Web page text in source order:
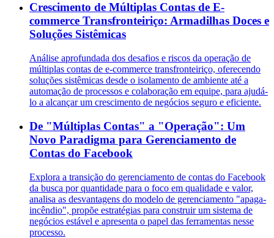
Crescimento de Múltiplas Contas de E-
commerce Transfronteiriço: Armadilhas Doces e
Soluções Sistêmicas
Análise aprofundada dos desafios e riscos da operação de
múltiplas contas de e-commerce transfronteiriço, oferecendo
soluções sistêmicas desde o isolamento de ambiente até a
automação de processos e colaboração em equipe, para ajudá-
lo a alcançar um crescimento de negócios seguro e eficiente.
De "Múltiplas Contas" a "Operação": Um
Novo Paradigma para Gerenciamento de
Contas do Facebook
Explora a transição do gerenciamento de contas do Facebook
da busca por quantidade para o foco em qualidade e valor,
analisa as desvantagens do modelo de gerenciamento "apaga-
incêndio", propõe estratégias para construir um sistema de
negócios estável e apresenta o papel das ferramentas nesse
processo.